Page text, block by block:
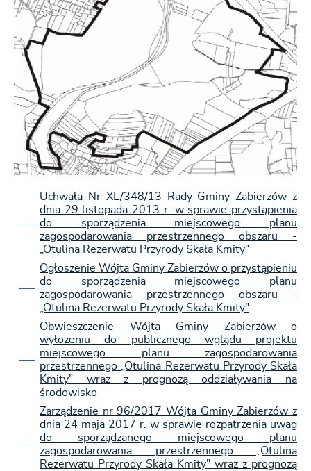
Uchwała Nr XL/348/13 Rady Gminy Zabierzów z
dnia 29 listopada 2013 r. w sprawie przystąpienia
do sporządzenia miejscowego planu
zagospodarowania przestrzennego obszaru -
„Otulina Rezerwatu Przyrody Skała Kmity"
Ogłoszenie Wójta Gminy Zabierzów o przystąpieniu
do sporządzenia miejscowego planu
zagospodarowania przestrzennego obszaru -
„Otulina Rezerwatu Przyrody Skała Kmity"
Obwieszczenie Wójta Gminy Zabierzów o
wyłożeniu do publicznego wglądu projektu
miejscowego planu zagospodarowania
przestrzennego „Otulina Rezerwatu Przyrody Skała
Kmity" wraz z prognozą oddziaływania na
środowisko
Zarządzenie nr 96/2017 Wójta Gminy Zabierzów z
dnia 24 maja 2017 r. w sprawie rozpatrzenia uwag
do sporządzanego miejscowego planu
zagospodarowania przestrzennego „Otulina
Rezerwatu Przyrody Skała Kmity" wraz z prognozą